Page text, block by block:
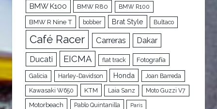
BMW K100
BMW R80 BMW R100
BMW R Nine T bobber Brat Style Bultaco
Café Racer Carreras Dakar
Ducati EICMA flat track Fotografía
Galicia Harley-Davidson Honda Joan Barreda
Kawasaki W650 KTM Laia Sanz Moto Guzzi V7
Motorbeach Pablo Quintanilla París